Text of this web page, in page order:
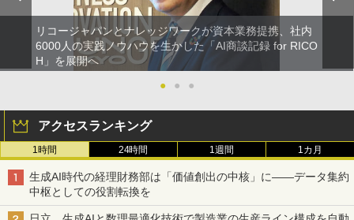
リコージャパンとナレッジワークが資本業務提携、社内
6000人の実践ノウハウを生かした「AI商談記録 for RICO
H」を展開へ
●
● ●
アクセスランキング
1時間 24時間 1週間 1カ月
生成AI時代の経理財務部は「価値創出の中核」に――データ集約
中枢としての役割転換を